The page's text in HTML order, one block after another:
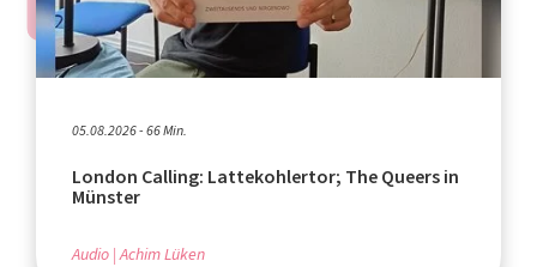
05.08.2026 - 66 Min.
London Calling: Lattekohlertor; The Queers in
Münster
Audio Achim Lüken